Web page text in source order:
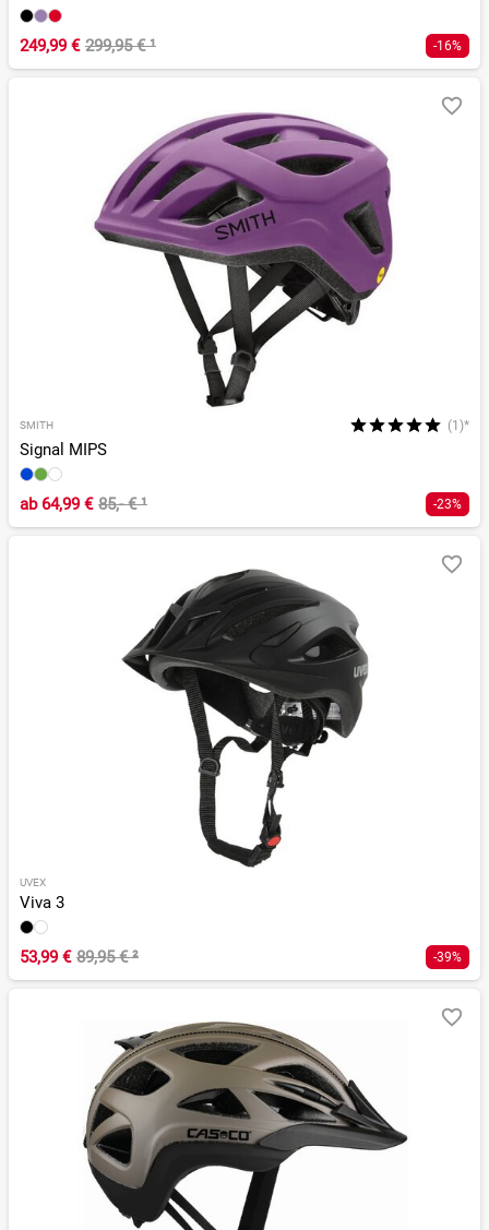
249,99 € 299,95 €¹ -16%
SMITH (1)*
Signal MIPS
ab64,99 € 85,- €¹ -23%
UVEX
Viva 3
53,99 € 89,95 €² -39%